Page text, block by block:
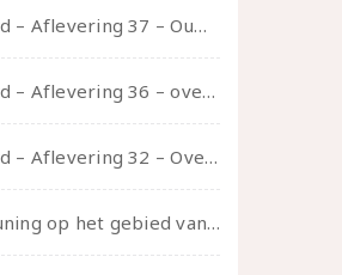
Ongehoord – Aflevering 37 – Ouwelui, een gesprek met non over seksualiteit, transitie en ageism
Ongehoord – Aflevering 36 – over transformative justice – in gesprek met Ella en carson
Ongehoord – Aflevering 32 – Over autisme en seksualiteit – in gesprek met Roos Reijbroek
Ondersteuning op het gebied van consent en seksualiteit